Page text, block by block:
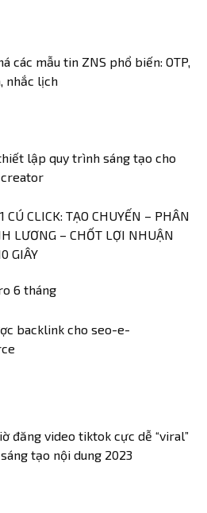
các mẫu tin ZNS phổ biến: OTP,
nhắc lịch
lập quy trình sáng tạo cho
CÚ CLICK: TẠO CHUYẾN – PHÂN
LƯƠNG – CHỐT LỢI NHUẬN
GIÂY
6 tháng
backlink cho seo-e-
đăng video tiktok cực dễ “viral”
tạo nội dung 2023